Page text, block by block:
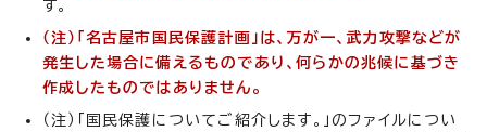
す。
（注） 「名古屋市国民保護計画」は、万が一、武力攻撃などが
発生した場合に備えるものであり、何らかの兆候に基づき
作成したものではありません。
（注）「国民保護についてご紹介します。」のファイルについ